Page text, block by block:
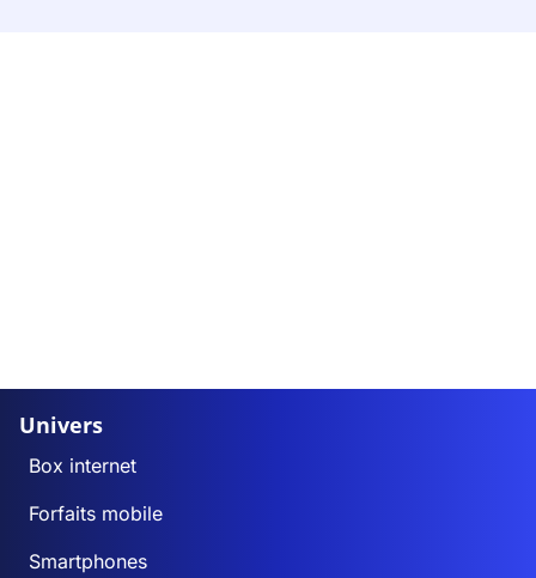
Univers
Box internet
Forfaits mobile
Smartphones